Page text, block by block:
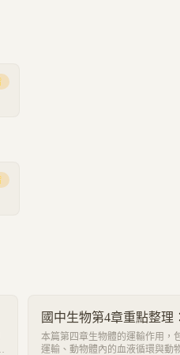
國中生物第4章重點整理
本篇第四章生物體的運輸作用，
運輸、動物體內的血液循環與動